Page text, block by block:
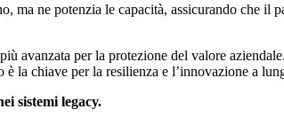
ne potenzia le capacità, assicurando che il
per la protezione del valore
la chiave per la resilienza e l’innovazione a
sistemi legacy.